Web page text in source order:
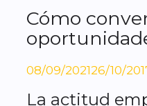
Cómo
08/09/202126/10/
La actitud